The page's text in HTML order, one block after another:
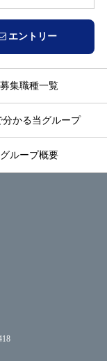
エントリー
募集職種一覧
分かる当グループ
グループ概要